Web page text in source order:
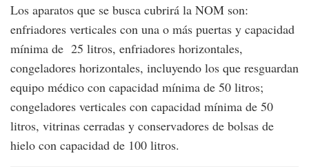
Los aparatos que se busca cubrirá la NOM son:
enfriadores verticales con una o más puertas y capacidad
mínima de 25 litros, enfriadores horizontales,
congeladores horizontales, incluyendo los que resguardan
equipo médico con capacidad mínima de 50 litros;
congeladores verticales con capacidad mínima de 50
litros, vitrinas cerradas y conservadores de bolsas de
hielo con capacidad de 100 litros.